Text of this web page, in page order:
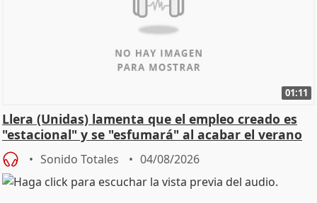
01:11
Llera (Unidas) lamenta que el empleo creado es
"estacional" y se "esfumará" al acabar el verano
Sonido Totales 04/08/2026